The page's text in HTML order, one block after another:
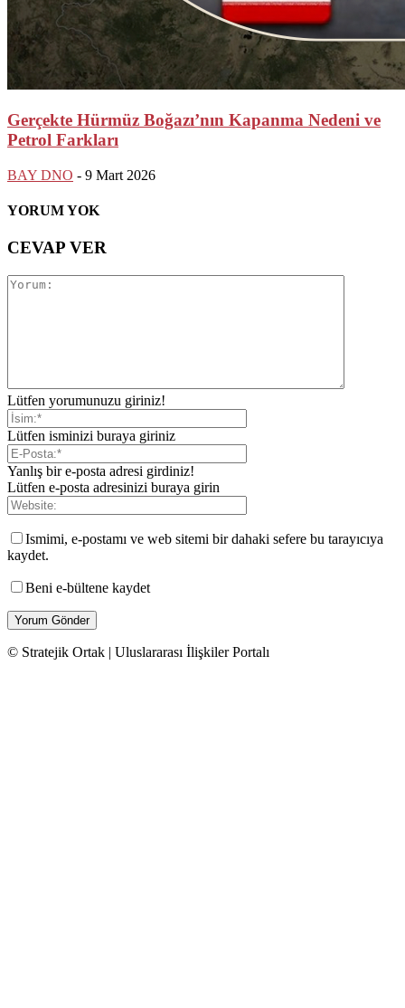
Gerçekte Hürmüz Boğazı’nın Kapanma Nedeni ve
Petrol Farkları
BAY DNO - 9 Mart 2026
YORUM YOK
CEVAP VER
Lütfen yorumunuzu giriniz!
Lütfen isminizi buraya giriniz
Yanlış bir e-posta adresi girdiniz!
Lütfen e-posta adresinizi buraya girin
Ismimi, e-postamı ve web sitemi bir dahaki sefere bu tarayıcıya
kaydet.
Beni e-bültene kaydet
© Stratejik Ortak | Uluslararası İlişkiler Portalı